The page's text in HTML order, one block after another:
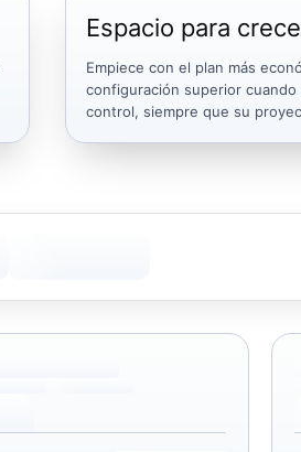
Espacio para
Empiece con el plan más
configuración superior
control, siempre que su